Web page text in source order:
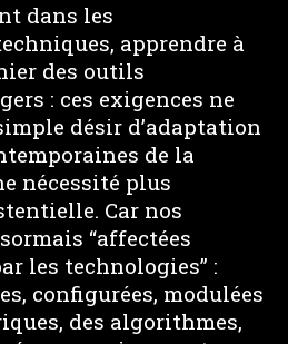
dans les
apprendre à
des outils
: ces exigences ne
désir d’adaptation
de la
nécessité plus
Car nos
“affectées
les technologies” :
configurées, modulées
des algorithmes,